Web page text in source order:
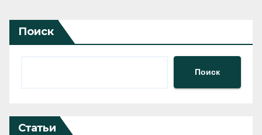
Поиск
Поиск
Статьи